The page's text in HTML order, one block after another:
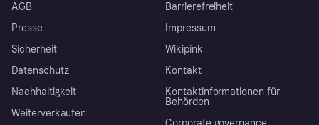
AGB
Presse
Sicherheit
Datenschutz
Nachhaltigkeit
Weiterverkaufen
Barrierefreiheit
Impressum
Wikipink
Kontakt
Kontaktinformationen für
Behörden